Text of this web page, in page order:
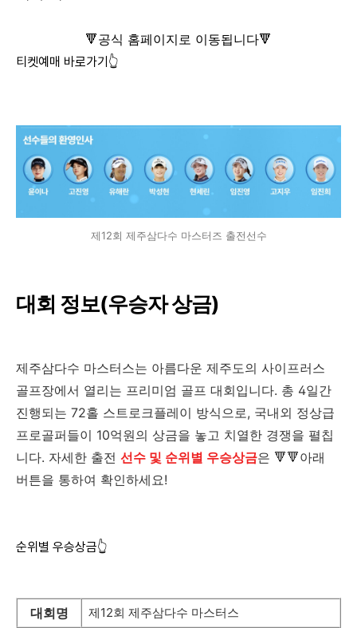
🔻공식 홈페이지로 이동됩니다🔻
티켓예매 바로가기👆
제12회 제주삼다수 마스터즈 출전선수
대회 정보(우승자 상금)
제주삼다수 마스터스는 아름다운 제주도의 사이프러스
골프장에서 열리는 프리미엄 골프 대회입니다. 총 4일간
진행되는 72홀 스트로크플레이 방식으로, 국내외 정상급
프로골퍼들이 10억원의 상금을 놓고 치열한 경쟁을 펼칩
니다. 자세한 출전 선수 및 순위별 우승상금은 🔻🔻아래
버튼을 통하여 확인하세요!
순위별 우승상금👆
대회명 제12회 제주삼다수 마스터스